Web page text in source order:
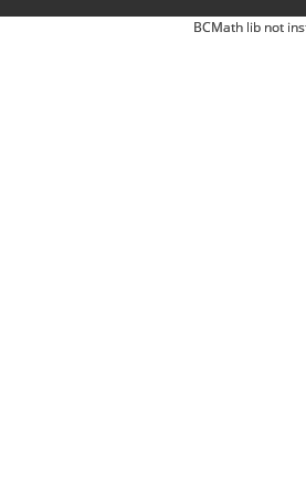
BCMath lib not